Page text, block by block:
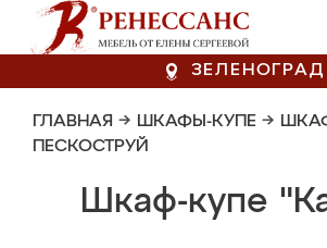
ЗЕЛЕНОГРАД
ГЛАВНАЯ → ШКАФЫ-КУПЕ →
ПЕСКОСТРУЙ
Шкаф-купе